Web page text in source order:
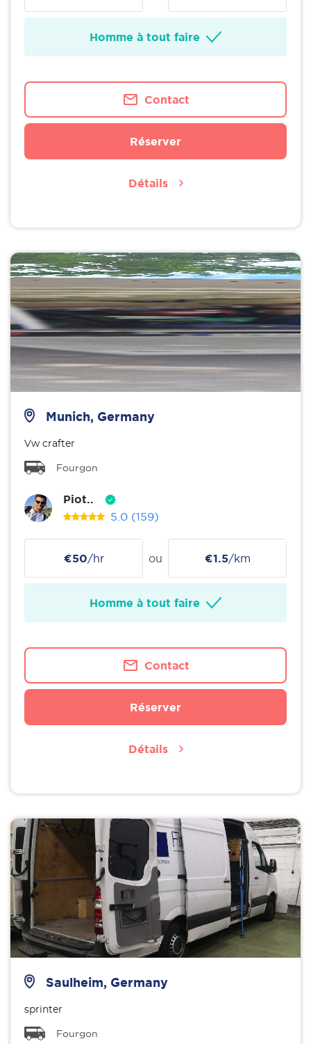
Homme à tout faire
Contact
Réserver
Détails
Munich, Germany
Vw crafter
Fourgon
Piot..
5.0 (159)
€50/hr ou €1.5/km
Homme à tout faire
Contact
Réserver
Détails
Saulheim, Germany
sprinter
Fourgon